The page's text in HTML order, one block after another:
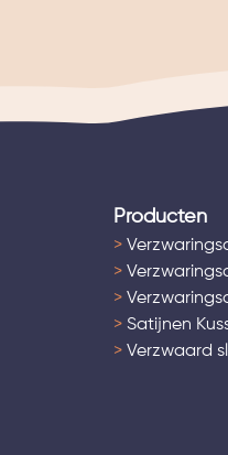
Producten
>
>
>
>Satijnen
>Verzwaard